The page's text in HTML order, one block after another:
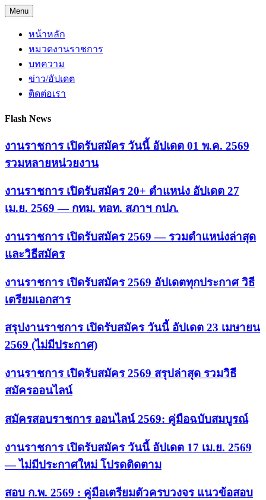
Skip
to
content
Menu
หน้าหลัก
หมวดงานราชการ
บทความ
ข่าว/อัปเดต
ติดต่อเรา
Flash News
งานราชการ เปิดรับสมัคร วันนี้ อัปเดต 01 พ.ค. 2569
รวมหลายหน่วยงาน
งานราชการ เปิดรับสมัคร 20+ ตำแหน่ง อัปเดต 27
เม.ย. 2569 — กทม. ทอท. สภาฯ กปภ.
งานราชการ เปิดรับสมัคร 2569 — รวมตำแหน่งล่าสุด
และวิธีสมัคร
งานราชการ เปิดรับสมัคร 2569 อัปเดตทุกประกาศ วิธี
เตรียมเอกสาร
สรุปงานราชการ เปิดรับสมัคร วันนี้ อัปเดต 23 เมษายน
2569 (ไม่มีประกาศ)
งานราชการ เปิดรับสมัคร 2569 สรุปล่าสุด รวมวิธี
สมัครออนไลน์
สมัครสอบราชการ ออนไลน์ 2569: คู่มือฉบับสมบูรณ์
งานราชการ เปิดรับสมัคร วันนี้ อัปเดต 17 เม.ย. 2569
— ไม่มีประกาศใหม่ โปรดติดตาม
สอบ ก.พ. 2569 : คู่มือเตรียมตัวครบวงจร แนวข้อสอบ